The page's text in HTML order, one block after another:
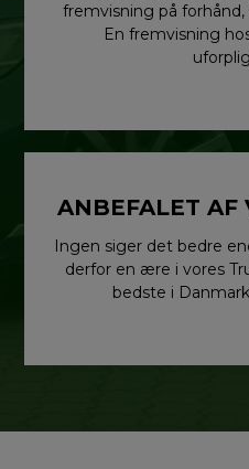
fremvisning på
En fremvisning
ANBEFALET AF
Ingen siger det bedre
derfor en ære i vores
bedste i